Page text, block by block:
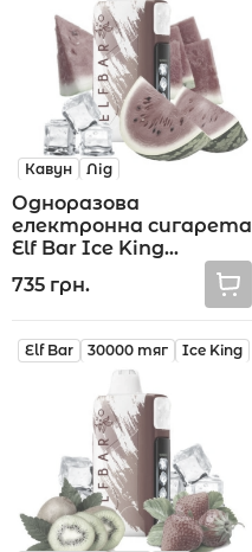
Акції
Укр
Кавун Лід
Одноразова
електронна сигарета
Elf Bar Ice King
Watermelon Ice 30000
тяг
735 грн.
Elf Bar 30000 тяг Ice King